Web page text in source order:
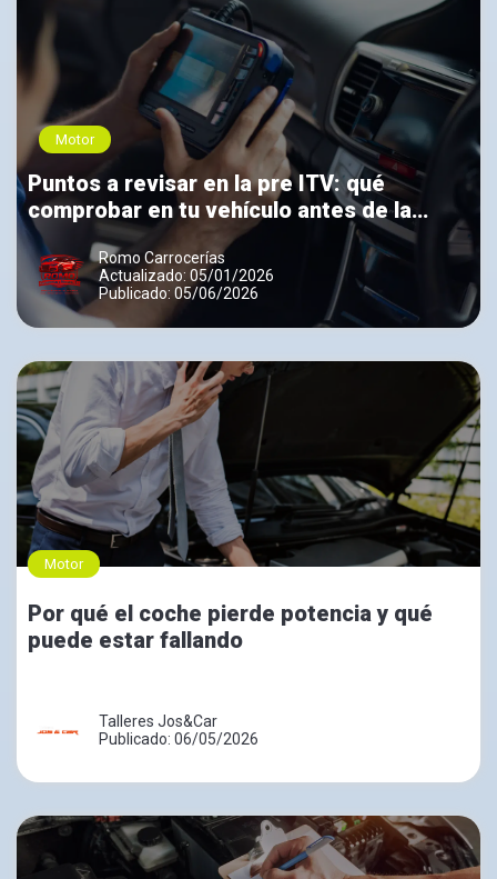
Motor
Puntos a revisar en la pre ITV: qué
comprobar en tu vehículo antes de la
inspección
Romo Carrocerías
Actualizado: 05/01/2026
Publicado: 05/06/2026
Motor
Por qué el coche pierde potencia y qué
puede estar fallando
Talleres Jos&Car
Publicado: 06/05/2026